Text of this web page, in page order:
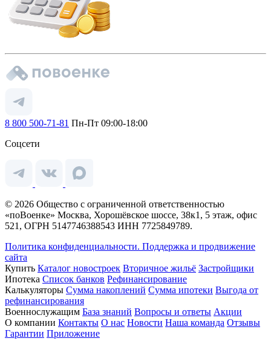
8 800 500-71-81 Пн-Пт 09:00-18:00
Соцсети
© 2026 Общество с ограниченной ответственностью
«поВоенке» Москва, Хорошёвское шоссе, 38к1, 5 этаж, офис
521, ОГРН 5147746388543 ИНН 7725849789.
Политика конфиденциальности. Поддержка и продвижение
сайта
Купить Каталог новостроек Вторичное жильё Застройщики
Ипотека Список банков Рефинансирование
Калькуляторы Сумма накоплений Сумма ипотеки Выгода от
рефинансирования
Военнослужащим База знаний Вопросы и ответы Акции
О компании Контакты О нас Новости Наша команда Отзывы
Гарантии Приложение